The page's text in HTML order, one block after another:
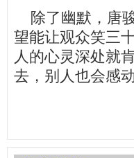
除了幽默，唐
望能让观众笑三
人的心灵深处就
去，别人也会感